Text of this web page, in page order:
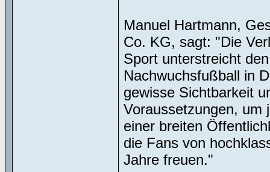
Manuel Hartmann,
Co. KG, sagt: "Die
Sport unterstreicht
Nachwuchsfußball in
gewisse Sichtbarkeit
Voraussetzungen, um
einer breiten
die Fans von
Jahre freuen."